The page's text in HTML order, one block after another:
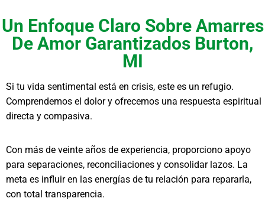
Un Enfoque Claro Sobre Amarres
De Amor Garantizados Burton,
MI
Si tu vida sentimental está en crisis, este es un refugio.
Comprendemos el dolor y ofrecemos una respuesta espiritual
directa y compasiva.
Con más de veinte años de experiencia, proporciono apoyo
para separaciones, reconciliaciones y consolidar lazos. La
meta es influir en las energías de tu relación para repararla,
con total transparencia.